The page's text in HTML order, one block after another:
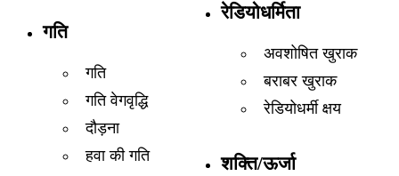
गति
गति
गति वेगवृद्धि
दौड़ना
हवा की गति
रेडियोधर्मिता
अवशोषित खुराक
बराबर खुराक
रेडियोधर्मी क्षय
शक्ति/ऊर्जा